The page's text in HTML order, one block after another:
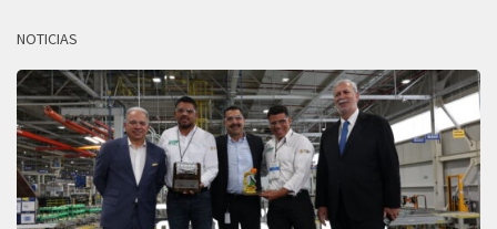
NOTICIAS